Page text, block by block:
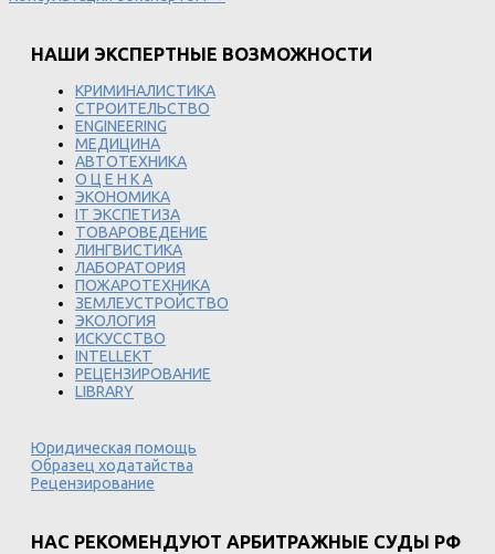
НАШИ ЭКСПЕРТНЫЕ ВОЗМОЖНОСТИ
КРИМИНАЛИСТИКА
СТРОИТЕЛЬСТВО
ENGINEERING
МЕДИЦИНА
АВТОТЕХНИКА
О Ц Е Н К А
ЭКОНОМИКА
IT ЭКСПЕТИЗА
ТОВАРОВЕДЕНИЕ
ЛИНГВИСТИКА
ЛАБОРАТОРИЯ
ПОЖАРОТЕХНИКА
ЗЕМЛЕУСТРОЙСТВО
ЭКОЛОГИЯ
ИСКУССТВО
INTELLEKT
РЕЦЕНЗИРОВАНИЕ
LIBRARY
Юридическая помощь
Образец ходатайства
Рецензирование
НАС РЕКОМЕНДУЮТ АРБИТРАЖНЫЕ СУДЫ РФ